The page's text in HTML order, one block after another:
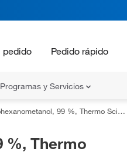
pedido Pedido rápido
Programas y Servicios
99 %, Thermo Scientific Chemicals
%, Thermo